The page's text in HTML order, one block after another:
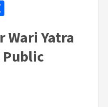
Wari Yatra
Public